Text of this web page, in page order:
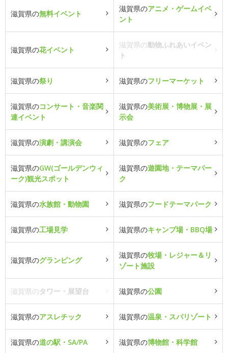
滋賀県の無料イベント
滋賀県のアニメ・ゲームイベ
ント
滋賀県の花イベント
滋賀県の動物ふれあいイベン
ト
滋賀県の祭り 滋賀県のフリーマーケット
滋賀県のコンサート・音楽関
連イベント
滋賀県の美術展・博物展・展
示会
滋賀県の演劇・講演会 滋賀県のフェア
滋賀県のGW(ゴールデンウィ
ーク)観光スポット
滋賀県の遊園地・テーマパー
ク
滋賀県の水族館・動物園 滋賀県のフードテーマパーク
滋賀県の工場見学 滋賀県のキャンプ場・BBQ場
滋賀県のグランピング
滋賀県の牧場・レジャー＆リ
ゾート施設
滋賀県のタワー・展望台 滋賀県の公園
滋賀県のアスレチック 滋賀県の温泉・スパリゾート
滋賀県の道の駅・SA/PA 滋賀県の博物館・科学館